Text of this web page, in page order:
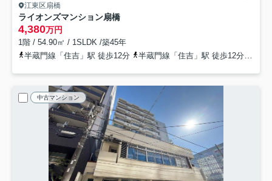
江東区扇橋
ライオンズマンション扇橋
4,380万円
1階 / 54.90㎡ / 1SLDK /築45年
半蔵門線「住吉」駅 徒歩12分
半蔵門線「住吉」駅 徒歩12分
中古マンション